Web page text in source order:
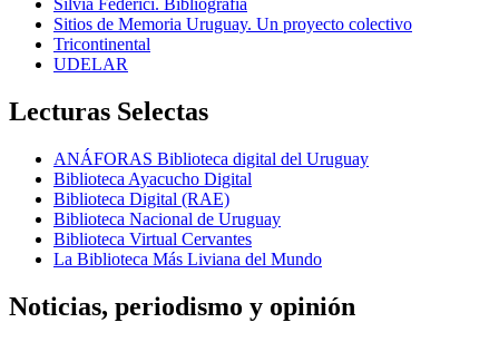
Silvia Federici. Bibliografía
Sitios de Memoria Uruguay. Un proyecto colectivo
Tricontinental
UDELAR
Lecturas Selectas
ANÁFORAS Biblioteca digital del Uruguay
Biblioteca Ayacucho Digital
Biblioteca Digital (RAE)
Biblioteca Nacional de Uruguay
Biblioteca Virtual Cervantes
La Biblioteca Más Liviana del Mundo
Noticias, periodismo y opinión